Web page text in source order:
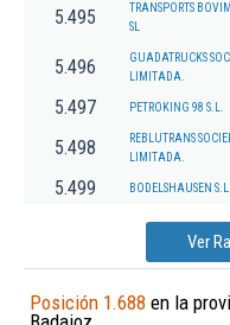
5.495
TRANSPORTS
SL
5.496
GUADATRUCKS
LIMITADA.
5.497 PETROKING 98 S.L.
5.498
REBLUTRANS
LIMITADA.
5.499 BODELSHAUSEN S.L.
Ver
Posición 1.688 en la